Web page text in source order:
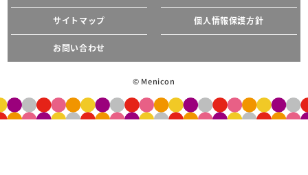
サイトマップ 個人情報保護方針
お問い合わせ
© Menicon